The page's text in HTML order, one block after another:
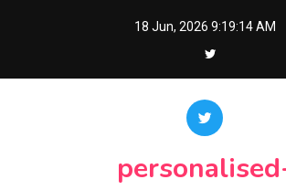
18 Jun, 2026 9:19:15 AM